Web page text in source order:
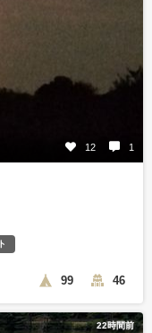
12 1
99 46
22時間前